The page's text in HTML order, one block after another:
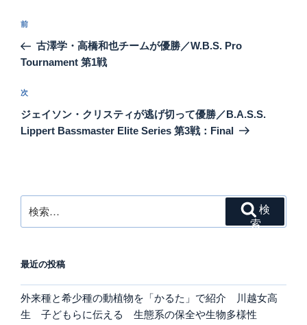
投
ナ
ゲ
ー
シ
前
の
投
前
古澤学・高橋和也チームが優勝／W.B.S. Pro
Tournament 第1戦
次
の
投
次
ジェイソン・クリスティが逃げ切って優勝／B.A.S.S.
Lippert Bassmaster Elite Series 第3戦：Final
索:
索
最近の投稿
外来種と希少種の動植物を「かるた」で紹介 川越女高
生 子どもらに伝える 生態系の保全や生物多様性